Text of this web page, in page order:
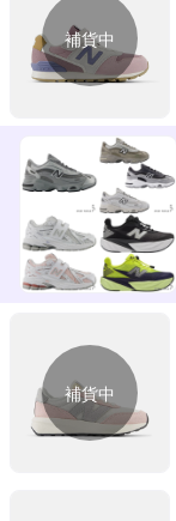
補貨中
補貨中